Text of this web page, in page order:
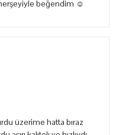
beğendim ☺️
üzerime hatta bıraz